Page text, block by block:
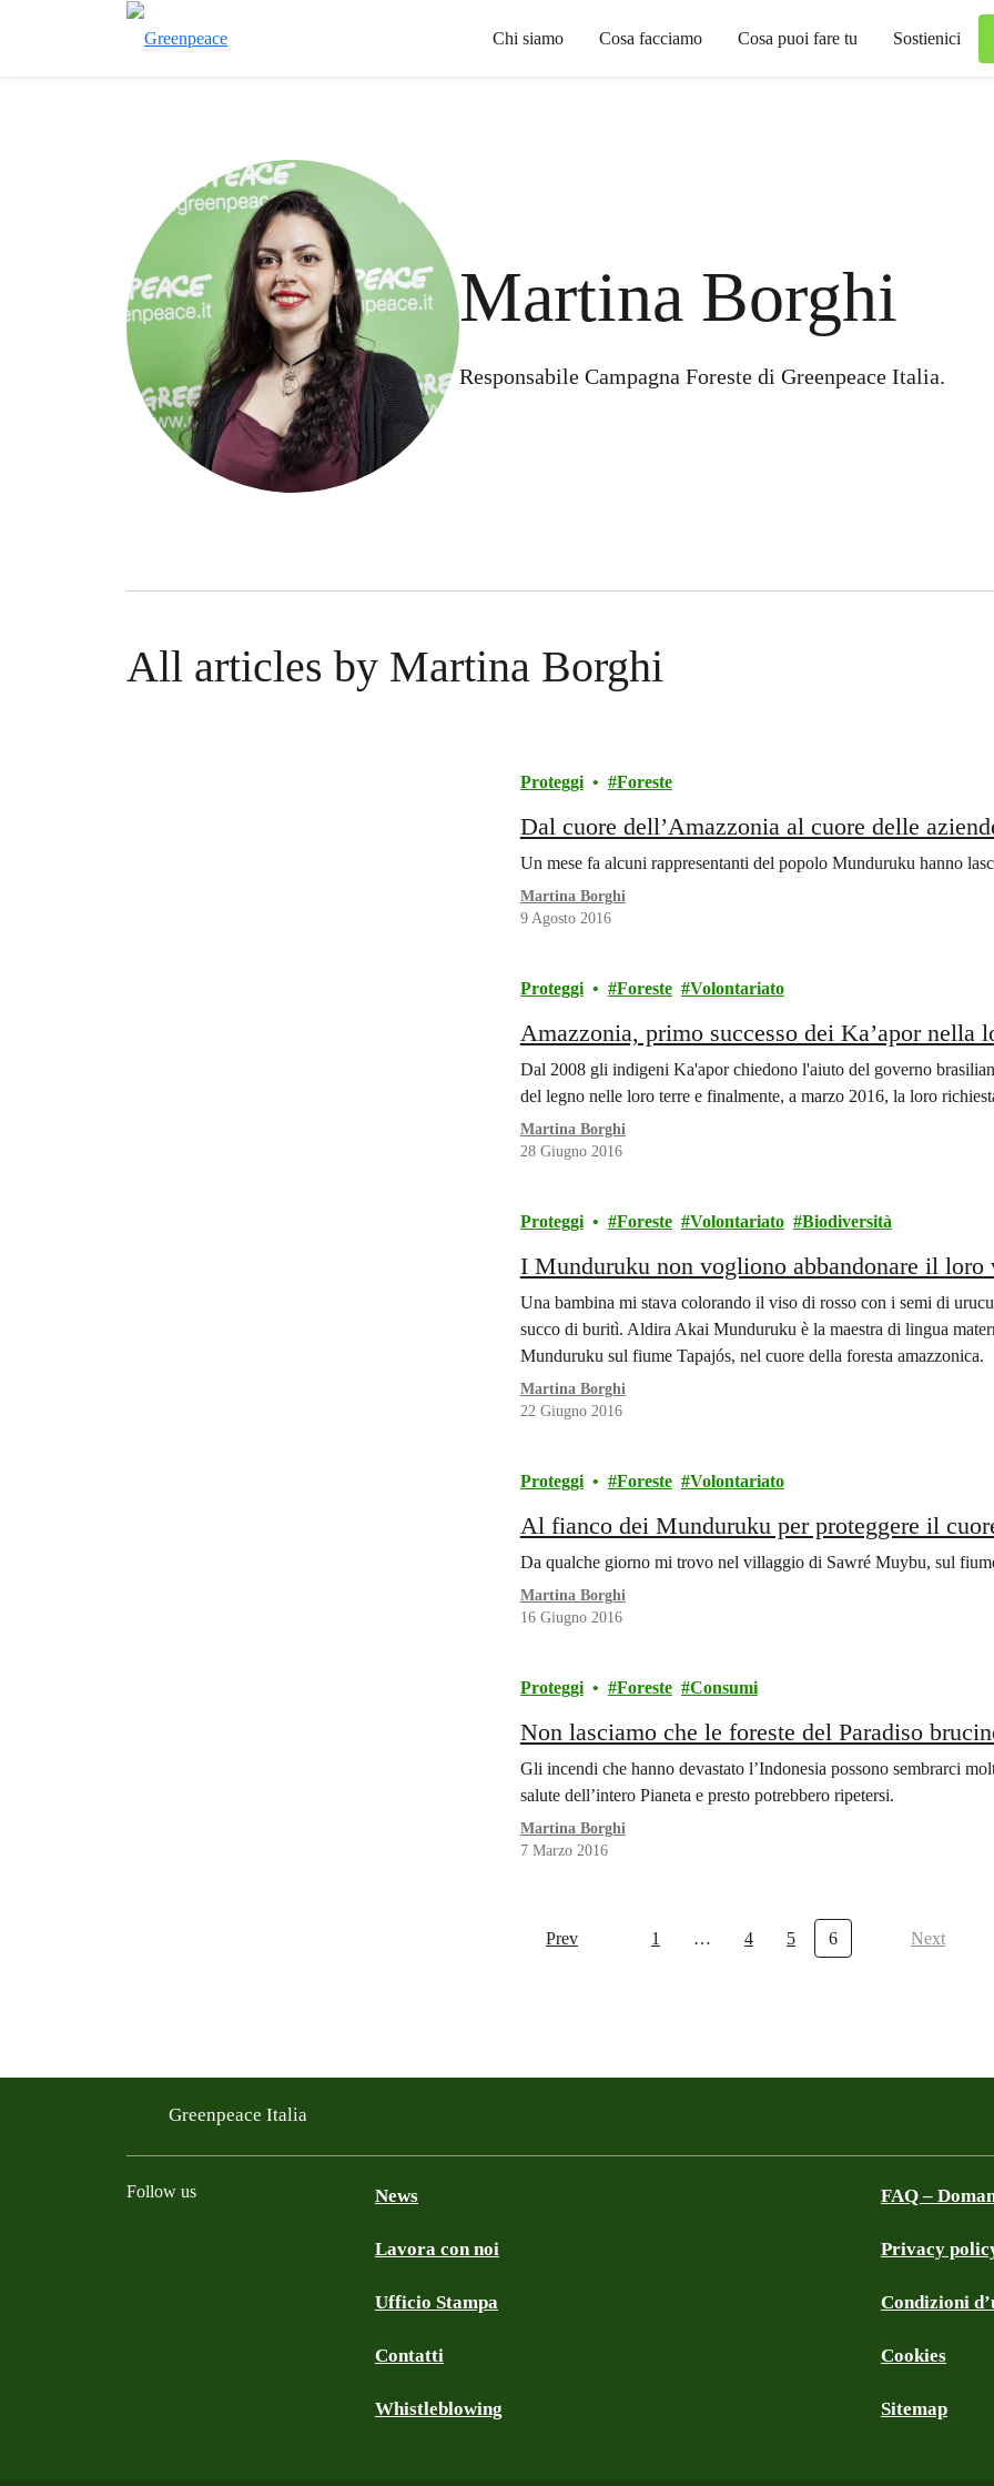
Chi siamo Cosa facciamo Cosa puoi fare tu Sostienici
Martina Borghi
Responsabile Campagna Foreste di Greenpeace Italia.
All articles by Martina Borghi
Proteggi Foreste
Dal cuore dell’Amazzonia al cuore delle
Un mese fa alcuni rappresentanti del popolo Munduruku hanno
Martina Borghi
9 Agosto 2016
Proteggi Foreste Volontariato
Amazzonia, primo successo dei Ka’apor nella
Dal 2008 gli indigeni Ka'apor chiedono l'aiuto del governo
del legno nelle loro terre e finalmente, a marzo 2016, la loro
Martina Borghi
28 Giugno 2016
Proteggi Foreste Volontariato Biodiversità
I Munduruku non vogliono abbandonare il
Una bambina mi stava colorando il viso di rosso con i semi di
succo di buritì. Aldira Akai Munduruku è la maestra di lingua
Munduruku sul fiume Tapajós, nel cuore della foresta amazzonica.
Martina Borghi
22 Giugno 2016
Proteggi Foreste Volontariato
Al fianco dei Munduruku per proteggere il
Da qualche giorno mi trovo nel villaggio di Sawré Muybu, sul
Martina Borghi
16 Giugno 2016
Proteggi Foreste Consumi
Non lasciamo che le foreste del Paradiso
Gli incendi che hanno devastato l’Indonesia possono sembrarci
salute dell’intero Pianeta e presto potrebbero ripetersi.
Martina Borghi
7 Marzo 2016
Prev 1 … 4 5 6 Next
Greenpeace Italia
Follow us News
Lavora con noi
Ufficio Stampa
Contatti
Whistleblowing
FAQ –
Privacy
Condizioni
Cookies
Sitemap